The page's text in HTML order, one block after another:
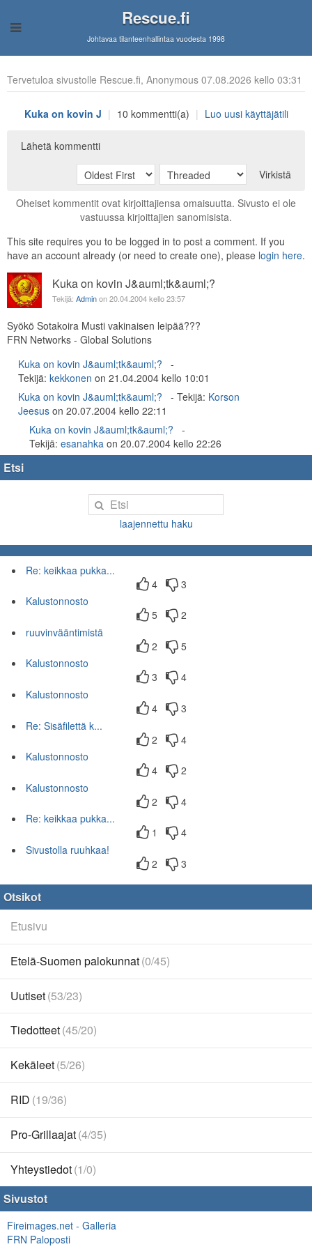
Rescue.fi
Johtavaa tilanteenhallintaa vuodesta 1998
Tervetuloa sivustolle Rescue.fi, Anonymous 07.08.2026 kello 03:31
Kuka on kovin J | 10 kommentti(a) | Luo uusi käyttäjätili
Lähetä kommentti
Virkistä
Oheiset kommentit ovat kirjoittajiensa omaisuutta. Sivusto ei ole
vastuussa kirjoittajien sanomisista.
This site requires you to be logged in to post a comment. If you
have an account already (or need to create one), please login here.
Kuka on kovin J&auml;tk&auml;?
Tekijä: Adminon 20.04.2004 kello 23:57
Syökö Sotakoira Musti vakinaisen leipää???
FRN Networks - Global Solutions
Kuka on kovin J&auml;tk&auml;?
Tekijä: kekkonen on 21.04.2004 kello 10:01
Kuka on kovin J&auml;tk&auml;?
Tekijä: Korson
Jeesus on 20.07.2004 kello 22:11
Kuka on kovin J&auml;tk&auml;?
Tekijä: esanahka on 20.07.2004 kello 22:26
Etsi
laajennettu haku
Re: keikkaa pukka...
4
3
Kalustonnosto
5
2
ruuvinvääntimistä
2
5
Kalustonnosto
3
4
Kalustonnosto
4
3
Re: Sisäfilettä k...
2
4
Kalustonnosto
4
2
Kalustonnosto
2
4
Re: keikkaa pukka...
1
4
Sivustolla ruuhkaa!
2
3
Otsikot
Etusivu
Etelä-Suomen palokunnat(0/45)
Uutiset(53/23)
Tiedotteet(45/20)
Kekäleet(5/26)
RID (19/36)
Pro-Grillaajat(4/35)
Yhteystiedot(1/0)
Sivustot
Fireimages.net - Galleria
FRN Paloposti